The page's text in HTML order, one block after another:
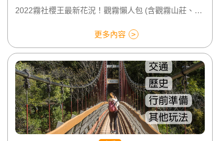
2022霧社櫻王最新花況！觀霧懶人包 (含觀霧山莊、步道、交通介紹)
更多內容